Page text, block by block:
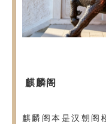
麒麟阁
麒麟阁本是汉朝阁